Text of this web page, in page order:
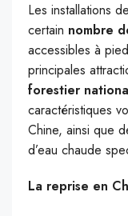
Les installations
certain nombre
accessibles à
principales
forestier
caractéristiques
Chine, ainsi que
d’eau chaude
La reprise en